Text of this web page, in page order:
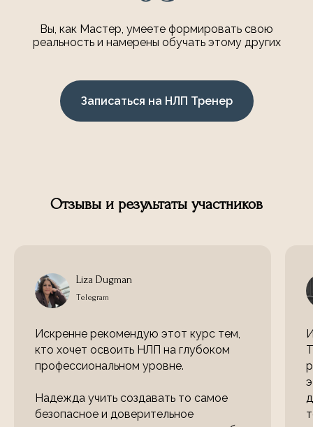
Вы, как Мастер, умеете формировать свою
реальность и намерены обучать этому других
Записаться на НЛП Тренер
Отзывы и результаты участников
Liza Dugman
Telegram
Искренне рекомендую этот курс тем,
кто хочет освоить НЛП на глубоком
профессиональном уровне.
Надежда учить создавать то самое
безопасное и доверительное